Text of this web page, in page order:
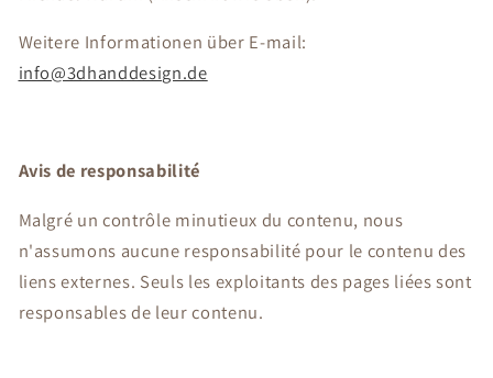
Weitere Informationen über E-mail:
info@3dhanddesign.de
Avis de responsabilité
Malgré un contrôle minutieux du contenu, nous
n'assumons aucune responsabilité pour le contenu des
liens externes. Seuls les exploitants des pages liées sont
responsables de leur contenu.